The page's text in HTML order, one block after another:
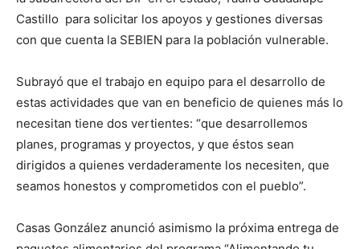
Castillo para solicitar los apoyos y gestiones diversas
con que cuenta la SEBIEN para la población vulnerable.
Subrayó que el trabajo en equipo para el desarrollo de
estas actividades que van en beneficio de quienes más lo
necesitan tiene dos vertientes: “que desarrollemos
planes, programas y proyectos, y que éstos sean
dirigidos a quienes verdaderamente los necesiten, que
seamos honestos y comprometidos con el pueblo”.
Casas González anunció asimismo la próxima entrega de